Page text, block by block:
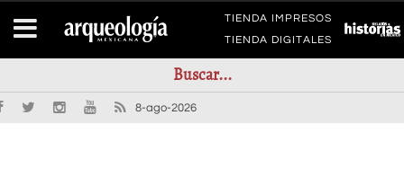
TIENDA IMPRESOS
TIENDA DIGITALES
8-ago-2026